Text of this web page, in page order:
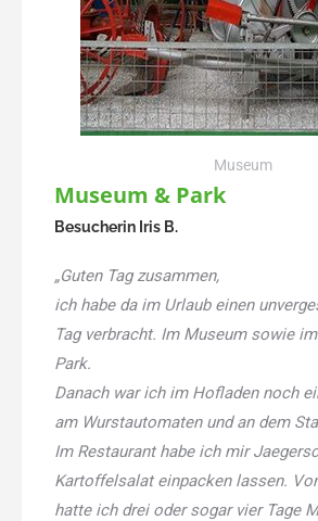
Museum
Museum & Park
Besucherin Iris B.
„Guten Tag zusammen,
ich habe da im Urlaub einen
Tag verbracht. Im Museum sowie
Park.
Danach war ich im Hofladen noch
am Wurstautomaten und an dem
Im Restaurant habe ich mir
Kartoffelsalat einpacken lassen.
hatte ich drei oder sogar vier Tage